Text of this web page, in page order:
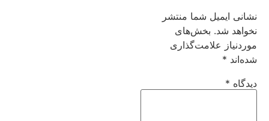
نشانی ایمیل شما منتشر
نخواهد شد. بخش‌های
موردنیاز علامت‌گذاری
شده‌اند *
دیدگاه *